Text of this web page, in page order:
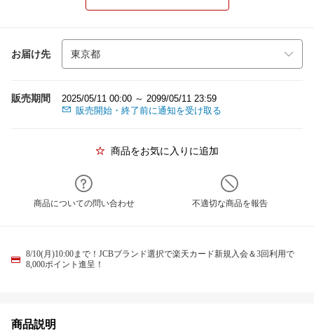
お届け先
販売期間
2025/05/11 00:00 ～ 2099/05/11 23:59
販売開始・終了前に通知を受け取る
商品をお気に入りに追加
商品についての問い合わせ 不適切な商品を報告
8/10(月)10:00まで！JCBブランド選択で楽天カード新規入会＆3回利用で
8,000ポイント進呈！
商品説明